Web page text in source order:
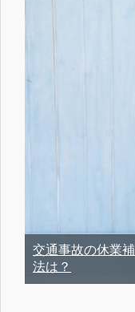
交通事故の休業
法は？